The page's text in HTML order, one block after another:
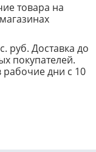
товара на
руб. Доставка до
покупателей.
рабочие дни с 10